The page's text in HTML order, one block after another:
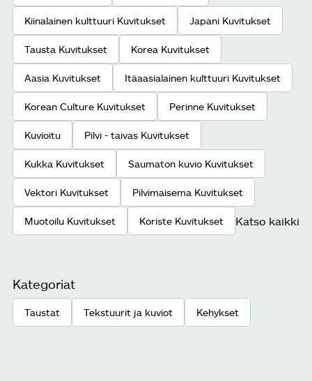
Kiinalainen kulttuuri Kuvitukset Japani Kuvitukset
Tausta Kuvitukset Korea Kuvitukset
Aasia Kuvitukset Itäaasialainen kulttuuri Kuvitukset
Korean Culture Kuvitukset Perinne Kuvitukset
Kuvioitu Pilvi - taivas Kuvitukset
Kukka Kuvitukset Saumaton kuvio Kuvitukset
Vektori Kuvitukset Pilvimaisema Kuvitukset
Muotoilu Kuvitukset Koriste Kuvitukset Katso kaikki
Kategoriat
Taustat Tekstuurit ja kuviot Kehykset